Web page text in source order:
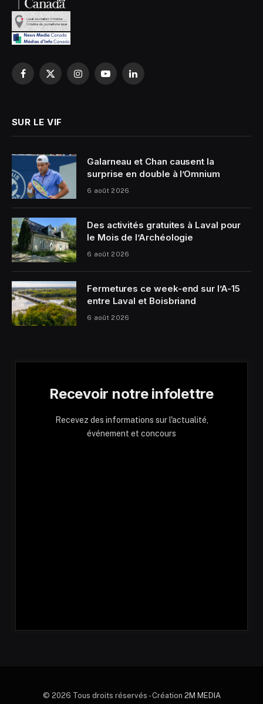
Facebook
X
InstagramYouTubeLinkedIn
SUR LE VIF
Galarneau et Chan causent la
surprise en double à l’Omnium
6 août 2026
Des activités gratuites à Laval pour
le Mois de l’Archéologie
6 août 2026
Fermetures ce week-end sur l’A-15
entre Laval et Boisbriand
6 août 2026
Recevoir notre infolettre
Recevez des informations sur l'actualité,
événement et concours
© 2026 Tous droits réservés - Création 2M MEDIA